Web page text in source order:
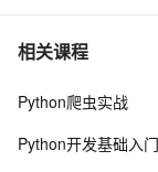
7 python 模块初始
8 python中使用
相关课程
Python爬虫实战
Python开发基础入门